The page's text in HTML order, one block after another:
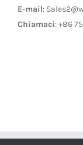
E-mail:
Chiamaci: +86